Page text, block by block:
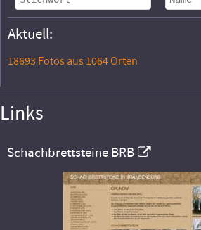
Aktuell:
18693 Fotos aus 1064 Orten
Links
Schachbrettsteine BRB